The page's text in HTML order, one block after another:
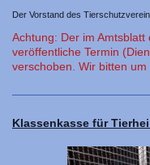
Der Vorstand des
Achtung: Der im
veröffentliche Termin
verschoben. Wir bitten um
Klassenkasse für